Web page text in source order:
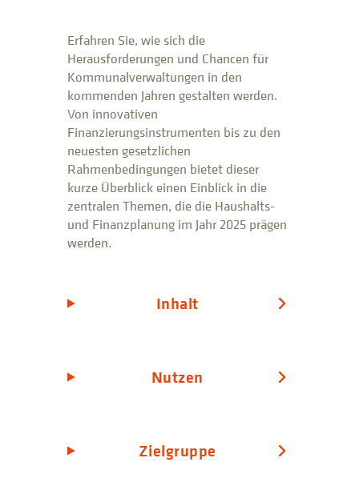
Erfahren Sie, wie sich die
Herausforderungen und Chancen für
Kommunalverwaltungen in den
kommenden Jahren gestalten werden.
Von innovativen
Finanzierungsinstrumenten bis zu den
neuesten gesetzlichen
Rahmenbedingungen bietet dieser
kurze Überblick einen Einblick in die
zentralen Themen, die die Haushalts-
und Finanzplanung im Jahr 2025 prägen
werden.
Inhalt
Nutzen
Zielgruppe